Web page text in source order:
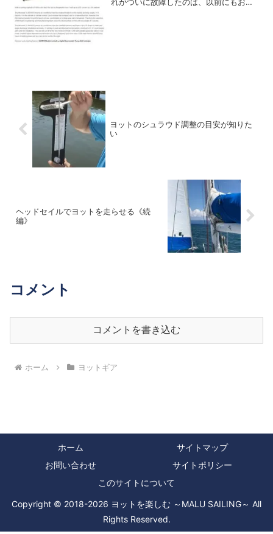
れがついに故障したのは、以前にもお話
ヨットのシュラウド調整の目安が知りた
い
ヘッドセイルでヨットを走らせる《続
編》
コメント
コメントを書き込む
ホーム ヨットギア
ホーム
サイトマップ
お問い合わせ
サイトポリシー
このサイトについて
Copyright © 2018-2026 ヨットを楽しむ ～MALU SAILING～ All
Rights Reserved.